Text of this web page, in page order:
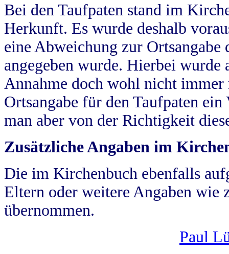
Bei den Taufpaten stand im
Herkunft. Es wurde deshalb
eine Abweichung zur
angegeben wurde. Hierbei wurde
Annahme doch wohl nicht
Ortsangabe für den Taufpaten
man aber von der Richtigkeit
Zusätzliche Angaben im
Die im Kirchenbuch ebenfalls
Eltern oder weitere Angaben wie
übernommen.
Paul